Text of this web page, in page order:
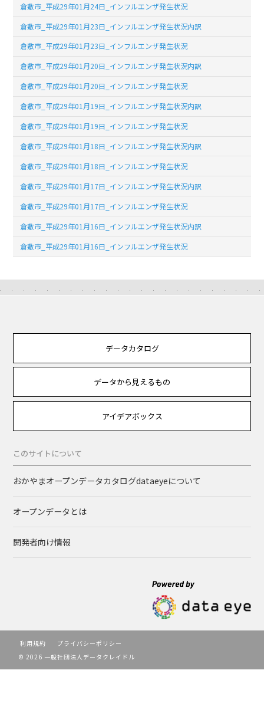
倉敷市_平成29年01月24日_インフルエンザ発生状況
倉敷市_平成29年01月23日_インフルエンザ発生状況内訳
倉敷市_平成29年01月23日_インフルエンザ発生状況
倉敷市_平成29年01月20日_インフルエンザ発生状況内訳
倉敷市_平成29年01月20日_インフルエンザ発生状況
倉敷市_平成29年01月19日_インフルエンザ発生状況内訳
倉敷市_平成29年01月19日_インフルエンザ発生状況
倉敷市_平成29年01月18日_インフルエンザ発生状況内訳
倉敷市_平成29年01月18日_インフルエンザ発生状況
倉敷市_平成29年01月17日_インフルエンザ発生状況内訳
倉敷市_平成29年01月17日_インフルエンザ発生状況
倉敷市_平成29年01月16日_インフルエンザ発生状況内訳
倉敷市_平成29年01月16日_インフルエンザ発生状況
データカタログ
データから見えるもの
アイデアボックス
このサイトについて
おかやまオープンデータカタログdataeyeについて
オープンデータとは
開発者向け情報
利用規約
プライバシーポリシー
© 2026 一般社団法人データクレイドル